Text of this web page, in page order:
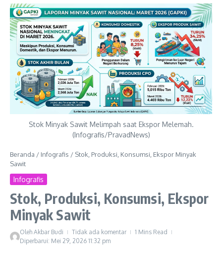
Stok Minyak Sawit Melimpah saat Ekspor Melemah.
(Infografis/PravadNews)
Beranda / Infografis / Stok, Produksi, Konsumsi, Ekspor Minyak
Sawit
Infografis
Stok, Produksi, Konsumsi, Ekspor
Minyak Sawit
Oleh Akbar Budi Tidak ada komentar
1 Mins Read
Diperbarui: Mei 29, 2026 11:32 pm